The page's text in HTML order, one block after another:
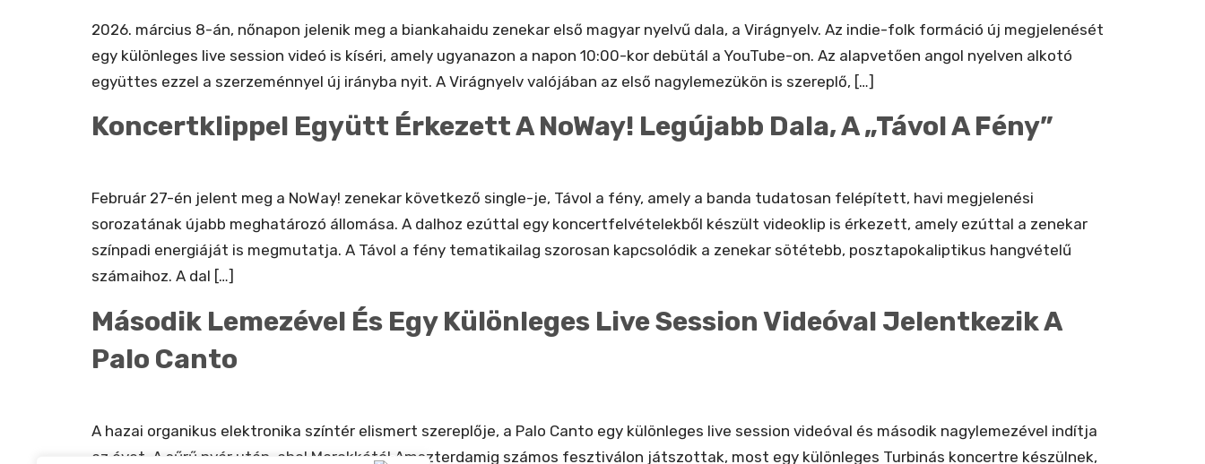
2026. március 8-án, nőnapon jelenik meg a biankahaidu zenekar első magyar nyelvű dala, a Virágnyelv. Az indie-folk formáció új megjelenését
egy különleges live session videó is kíséri, amely ugyanazon a napon 10:00-kor debütál a YouTube-on. Az alapvetően angol nyelven alkotó
együttes ezzel a szerzeménnyel új irányba nyit. A Virágnyelv valójában az első nagylemezükön is szereplő, […]
Koncertklippel Együtt Érkezett A NoWay! Legújabb Dala, A „Távol A Fény”
Február 27-én jelent meg a NoWay! zenekar következő single-je, Távol a fény, amely a banda tudatosan felépített, havi megjelenési
sorozatának újabb meghatározó állomása. A dalhoz ezúttal egy koncertfelvételekből készült videoklip is érkezett, amely ezúttal a zenekar
színpadi energiáját is megmutatja. A Távol a fény tematikailag szorosan kapcsolódik a zenekar sötétebb, posztapokaliptikus hangvételű
számaihoz. A dal […]
Második Lemezével És Egy Különleges Live Session Videóval Jelentkezik A
Palo Canto
A hazai organikus elektronika színtér elismert szereplője, a Palo Canto egy különleges live session videóval és második nagylemezével indítja
az évet. A sűrű nyár után, ahol Marokkótól Amszterdamig számos fesztiválon játszottak, most egy különleges Turbinás koncertre készülnek,